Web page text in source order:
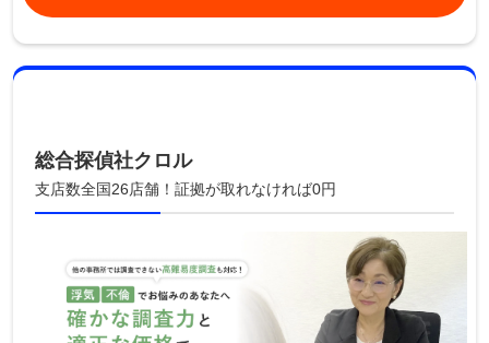
総合探偵社クロル
支店数全国26店舗！証拠が取れなければ0円